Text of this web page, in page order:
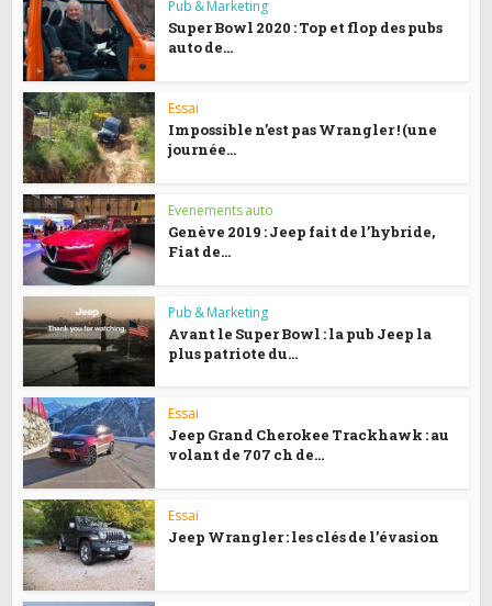
Pub & Marketing
Super Bowl 2020 : Top et flop des pubs
auto de...
Essai
Impossible n’est pas Wrangler ! (une
journée...
Evenements auto
Genève 2019 : Jeep fait de l’hybride,
Fiat de...
Pub & Marketing
Avant le Super Bowl : la pub Jeep la
plus patriote du...
Essai
Jeep Grand Cherokee Trackhawk : au
volant de 707 ch de...
Essai
Jeep Wrangler : les clés de l’évasion